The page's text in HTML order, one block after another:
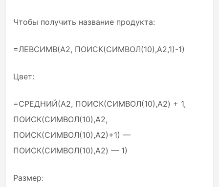
Чтобы получить название продукта:
=ЛЕВСИМВ(A2, ПОИСК(СИМВОЛ(10),A2,1)-1)
Цвет:
=СРЕДНИЙ(A2, ПОИСК(СИМВОЛ(10),A2) + 1,
ПОИСК(СИМВОЛ(10),A2,
ПОИСК(СИМВОЛ(10),A2)+1) —
ПОИСК(СИМВОЛ(10),A2) — 1)
Размер: